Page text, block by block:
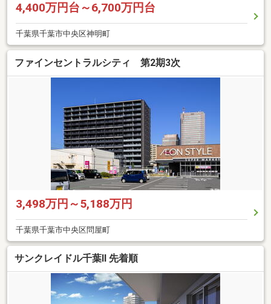
4,400万円台～6,700万円台
千葉県千葉市中央区神明町
ファインセントラルシティ 第2期3次
3,498万円～5,188万円
千葉県千葉市中央区問屋町
サンクレイドル千葉II 先着順